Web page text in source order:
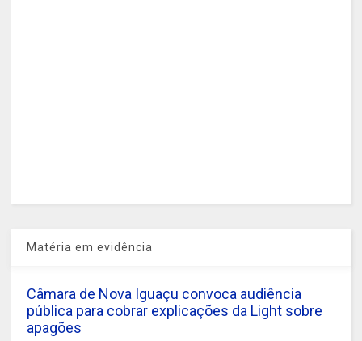
Matéria em evidência
Câmara de Nova Iguaçu convoca audiência
pública para cobrar explicações da Light sobre
apagões